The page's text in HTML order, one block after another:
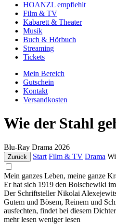
HOANZL empfiehlt
Film & TV
Kabarett & Theater
Musik
Buch & Hörbuch
Streaming
Tickets
Mein Bereich
Gutschein
Kontakt
Versandkosten
Wie der Stahl
Blu-Ray Drama 2026
Zurück Start Film & TV Drama
Mein ganzes Leben, meine ganze
Er hat sich 1919 den Bolschewiki
Der Schriftsteller Nikolai
Gutem und Bösem, Reinem und
ausfechten, findet bei diesem
mehr lesen weniger lesen